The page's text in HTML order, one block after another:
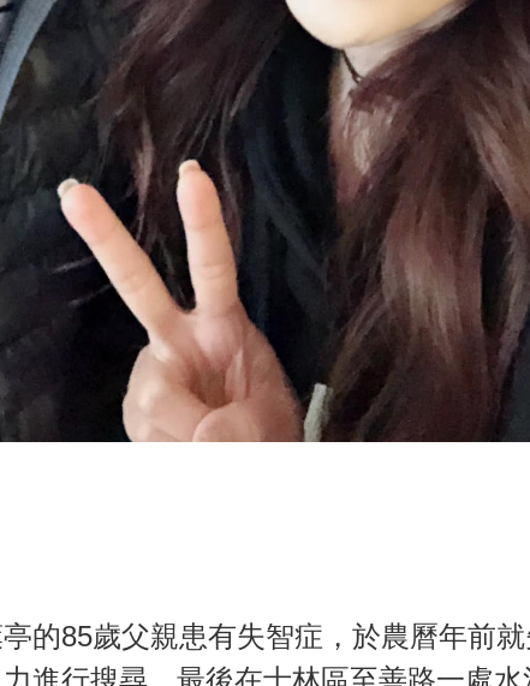
的85歲父親患有失智症，於農曆年前就
進行搜尋，最後在士林區至善路一處水